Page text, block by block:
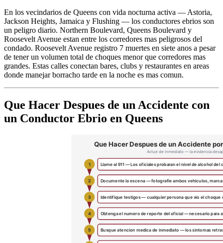
En los vecindarios de Queens con vida nocturna activa — Astoria,
Jackson Heights, Jamaica y Flushing — los conductores ebrios son
un peligro diario. Northern Boulevard, Queens Boulevard y
Roosevelt Avenue estan entre los corredores mas peligrosos del
condado. Roosevelt Avenue registro 7 muertes en siete anos a pesar
de tener un volumen total de choques menor que corredores mas
grandes. Estas calles conectan bares, clubs y restaurantes en areas
donde manejar borracho tarde en la noche es mas comun.
Que Hacer Despues de un Accidente con
un Conductor Ebrio en Queens